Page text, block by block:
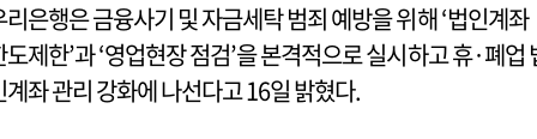
리은행은 금융사기 및 자금세탁 범죄 예방을 위해 ‘법인계좌
제한’과 ‘영업현장 점검’을 본격적으로 실시하고 휴·폐업
계좌 관리 강화에 나선다고 16일 밝혔다.